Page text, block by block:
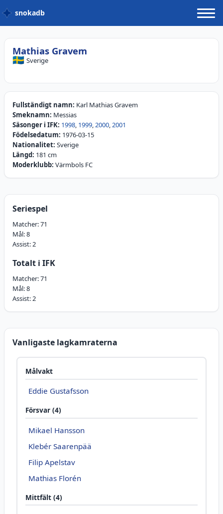
snokadb
Mathias Gravem
🇸🇪 Sverige
Fullständigt namn: Karl Mathias Gravem
Smeknamn: Messias
Säsonger i IFK: 1998, 1999,2000,2001
Födelsedatum: 1976-03-15
Nationalitet: Sverige
Längd: 181 cm
Moderklubb: Värmbols FC
Seriespel
Matcher:71
Mål:8
Assist:2
Totalt i IFK
Matcher:71
Mål:8
Assist:2
Vanligaste lagkamraterna
Målvakt
Eddie Gustafsson
Försvar (4)
Mikael Hansson
Klebér Saarenpää
Filip Apelstav
Mathias Florén
Mittfält (4)